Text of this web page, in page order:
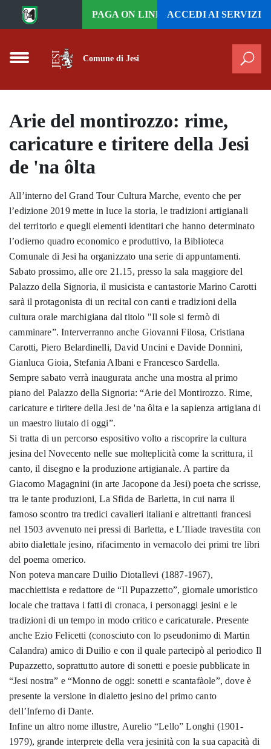
Vai al contenuto principale
PAGA ON LINE
ACCEDI AI SERVIZI
Comune di Jesi
Arie del montirozzo: rime,
caricature e tiritere della Jesi
de 'na ôlta
All’interno del Grand Tour Cultura Marche, evento che per
l’edizione 2019 mette in luce la storia, le tradizioni artigianali
del territorio e quegli elementi identitari che hanno determinato
l’odierno quadro economico e produttivo, la Biblioteca
Comunale di Jesi ha organizzato una serie di appuntamenti.
Sabato prossimo, alle ore 21.15, presso la sala maggiore del
Palazzo della Signoria, il musicista e cantastorie Marino Carotti
sarà il protagonista di un recital con canti e tradizioni della
cultura orale marchigiana dal titolo "Il sole si fermò di
camminare”. Interverranno anche Giovanni Filosa, Cristiana
Carotti, Piero Belardinelli, David Uncini e Davide Donnini,
Gianluca Gioia, Stefania Albani e Francesco Sardella.
Sempre sabato verrà inaugurata anche una mostra al primo
piano del Palazzo della Signoria: “Arie del Montirozzo. Rime,
caricature e tiritere della Jesi de 'na ôlta e la sapienza artigiana di
un maestro liutaio di oggi”.
Si tratta di un percorso espositivo volto a riscoprire la cultura
jesina del Novecento nelle sue molteplicità come la scrittura, il
canto, il disegno e la produzione artigianale. A partire da
Giacomo Magagnini (in arte Jacopone da Jesi) poeta che scrisse,
tra le tante produzioni, La Sfida de Barletta, in cui narra il
famoso scontro tra tredici cavalieri italiani e altrettanti francesi
nel 1503 avvenuto nei pressi di Barletta, e L’Iliade travestita con
abito dialettale jesino, rifacimento in vernacolo dei primi tre libri
del poema omerico.
Non poteva mancare Duilio Diotallevi (1887-1967),
macchiettista e redattore de “Il Pupazzetto”, giornale umoristico
locale che trattava i fatti di cronaca, i personaggi jesini e le
tradizioni di un tempo in modo critico e caricaturale. Presente
anche Ezio Felicetti (conosciuto con lo pseudonimo di Martin
Calandra) amico di Duilio e con il quale partecipò al periodico Il
Pupazzetto, soprattutto autore di sonetti e poesie pubblicate in
“Jesi nostra” e “Monno de oggi: sonetti e scantafàole”, dove è
presente la versione in dialetto jesino del primo canto
dell’Inferno di Dante.
Infine un altro nome illustre, Aurelio “Lello” Longhi (1901-
1979), grande interprete della vera jesinità con la sua capacità di